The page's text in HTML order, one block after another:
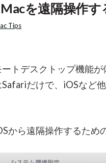
を遠隔操作す
Tips
ートデスクトップ機能
だけで、iOSなど
から遠隔操作するため